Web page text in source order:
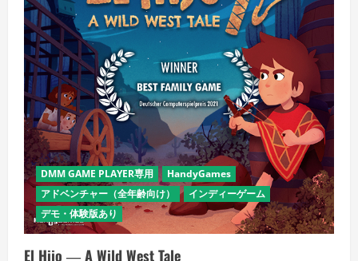
DMM GAME PLAYER専用
HandyGames
アドベンチャー（全年齢向け）
インディーゲーム
デモ・体験版あり
El Hijo ― A Wild West Tale